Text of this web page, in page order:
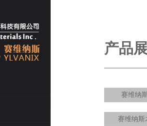
产品
赛维纳
赛维纳斯